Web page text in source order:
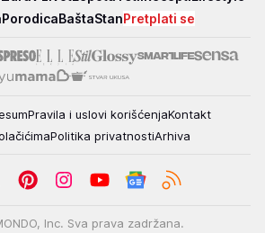
PorodicaBaštaStanPretplati se
Pravila i uslovi korišćenjaKontakt
Politika privatnostiArhiva
Inc. Sva prava zadržana.